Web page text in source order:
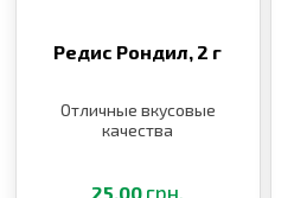
Редис Рондил, 2 г
Отличные вкусовые
качества
25.00 грн.